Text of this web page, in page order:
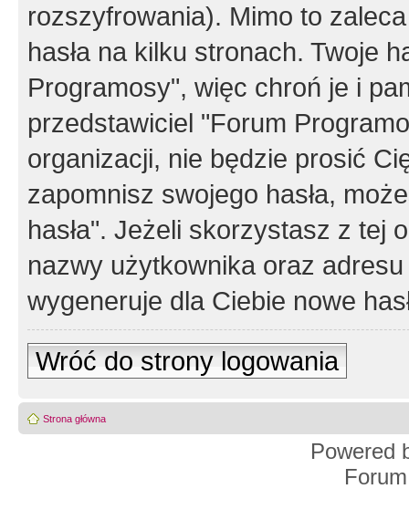
rozszyfrowania). Mimo to
hasła na kilku stronach. Twoje
Programosy", więc chroń je i
przedstawiciel "Forum
organizacji, nie będzie prosić
zapomnisz swojego hasła,
hasła". Jeżeli skorzystasz z tej
nazwy użytkownika oraz
wygeneruje dla Ciebie nowe
Wróć do strony logowania
Strona główna
Powered